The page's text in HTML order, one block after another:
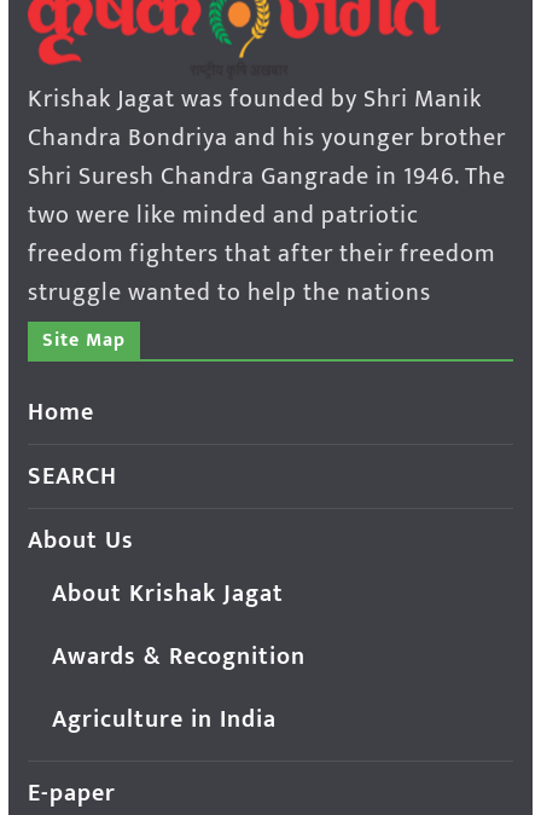
Krishak Jagat was founded by Shri Manik
Chandra Bondriya and his younger brother
Shri Suresh Chandra Gangrade in 1946. The
two were like minded and patriotic
freedom fighters that after their freedom
struggle wanted to help the nations
Site Map
Home
SEARCH
About Us
About Krishak Jagat
Awards & Recognition
Agriculture in India
E-paper